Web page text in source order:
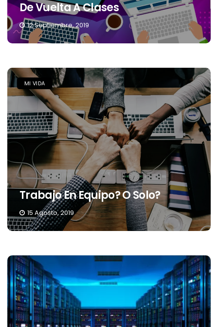
De Vuelta A Clases
12 Septiembre, 2019
MI VIDA
Trabajo En Equipo? O Solo?
15 Agosto, 2019